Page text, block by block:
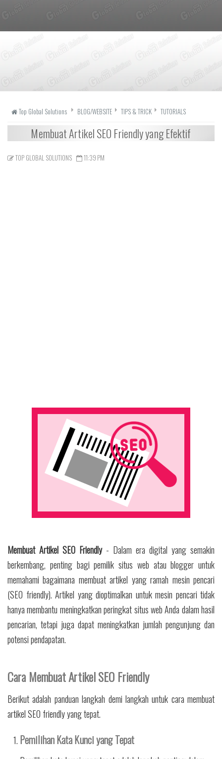
Top Global Solutions BLOG/WEBSITE TIPS & TRICK TUTORIALS
Membuat Artikel SEO Friendly yang Efektif
TOP GLOBAL SOLUTIONS 11:39 PM
Membuat Artikel SEO Friendly - Dalam era digital yang semakin
berkembang, penting bagi pemilik situs web atau blogger untuk
memahami bagaimana membuat artikel yang ramah mesin pencari
(SEO friendly). Artikel yang dioptimalkan untuk mesin pencari tidak
hanya membantu meningkatkan peringkat situs web Anda dalam hasil
pencarian, tetapi juga dapat meningkatkan jumlah pengunjung dan
potensi pendapatan.
Cara Membuat Artikel SEO Friendly
Berikut adalah panduan langkah demi langkah untuk cara membuat
artikel SEO friendly yang tepat.
Pemilihan Kata Kunci yang Tepat